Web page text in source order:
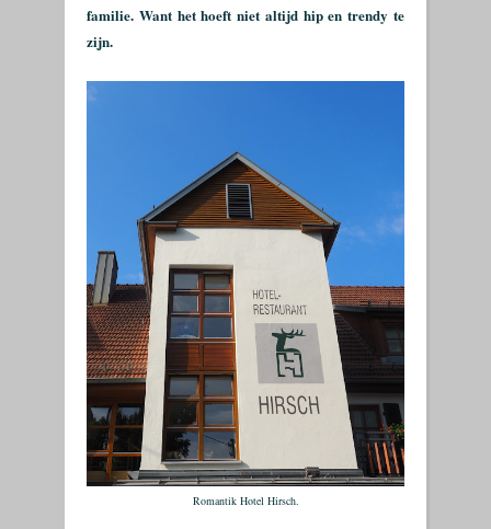
familie. Want het hoeft niet altijd hip en trendy te
zijn.
Romantik Hotel Hirsch.